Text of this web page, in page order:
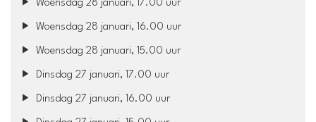
Woensdag 28 januari, 17.00 uur
Woensdag 28 januari, 16.00 uur
Woensdag 28 januari, 15.00 uur
Dinsdag 27 januari, 17.00 uur
Dinsdag 27 januari, 16.00 uur